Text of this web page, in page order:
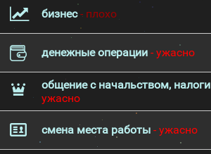
бизнес- плохо
денежные операции - ужасно
общение с начальством, налоги
ужасно
смена места работы - ужасно